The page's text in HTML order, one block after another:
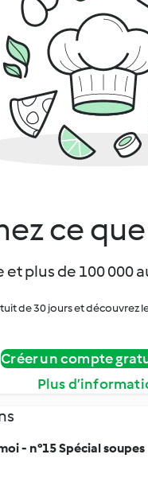
ce
plus de 100 000
de 30 jours et
Créer un compte
Plus
- n°15 Spécial soupes